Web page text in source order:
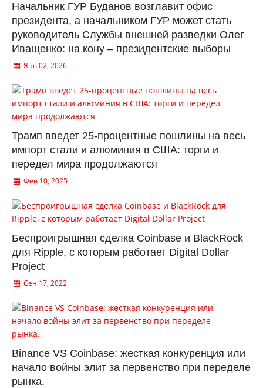
Начальник ГУР Буданов возглавит офис
президента, а начальником ГУР может стать
руководитель Службы внешней разведки Олег
Иващенко: на кону – президентские выборы
Янв 02, 2026
Трамп введет 25-процентные пошлины на весь
импорт стали и алюминия в США: торги и
передел мира продолжаются
Фев 10, 2025
Беспроигрышная сделка Coinbase и BlackRock
для Ripple, с которым работает Digital Dollar
Project
Сен 17, 2022
Binance VS Coinbase: жесткая конкуренция или
начало войны элит за первенство при переделе
рынка.